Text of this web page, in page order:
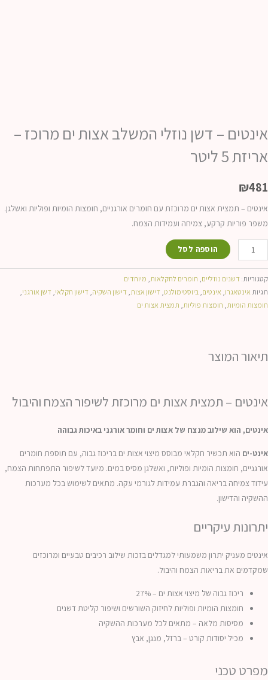
אינטים – דשן נוזלי המשלב אצות ים מרוכז –
אריזת 5 ליטר
₪481
אינטים – תמצית אצות ים מרוכזת עם חומרים אורגניים, חומצות הומיות ופוליות ואשלגן.
משפר פוריות קרקע, צמיחה ועמידות הצמח.
כמות
של
אינטים
-
דשן
הוספה לסל
קטגוריות: דשנים נוזליים, חומרים לחקלאות, מיוחדים
תגיות אינטאגרו, אינטים,ביוסטימולנט, דישון אצות, דישון השקיה, דישון חקלאי, דשן אורגני,
חומצות הומיות, חומצות פוליות, תמצית אצות ים
תיאור המוצר
אינטים – תמצית אצות ים מרוכזת לשיפור הצמח והיבול
אינטים, הוא שילוב מנצח של אצות ים וחומר אורגני באיכות גבוהה
אינט-ים הוא תכשיר חקלאי מבוסס מיצוי אצות ים בריכוז גבוה, עם תוספת חומרים
אורגניים, חומצות הומיות ופוליות, ואשלגן מסיס במים. מיועד לשיפור התפתחות הצמח,
עידוד צמיחה בריאה והגברת עמידות לגורמי עקה. מתאים לשימוש בכל מערכות
ההשקיה והדישון.
יתרונות עיקריים
אינטים מעניק יתרון משמעותי למגדלים בזכות שילוב רכיבים טבעיים ומרוכזים
שמקדמים את בריאות הצמח והיבול.
ריכוז גבוה של מיצוי אצות ים – 27%
חומצות הומיות ופוליות לחיזוק השורשים ושיפור קליטת דשנים
מסיסות מלאה – מתאים לכל מערכות ההשקיה
מכיל יסודות קורט – ברזל, מנגן, אבץ
מפרט טכני